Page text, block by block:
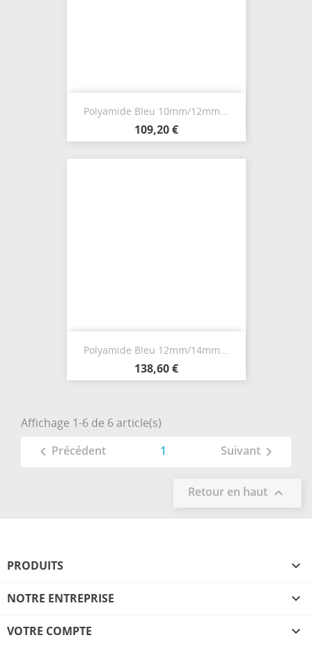
Polyamide Bleu 10mm/12mm...
109,20 €
Polyamide Bleu 12mm/14mm...
138,60 €
Affichage 1-6 de 6 article(s)
 Précédent 1 Suivant 
Retour en haut 
PRODUITS 
NOTRE ENTREPRISE 
VOTRE COMPTE 